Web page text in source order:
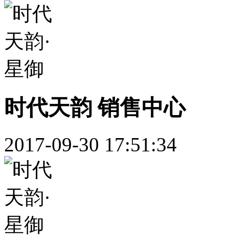
时代天韵 销售中心
2017-09-30 17:51:34